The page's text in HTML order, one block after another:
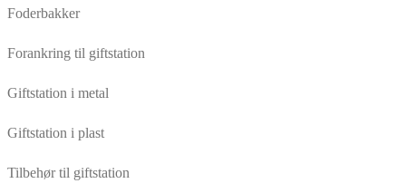
Foderbakker
Forankring til giftstation
Giftstation i metal
Giftstation i plast
Tilbehør til giftstation